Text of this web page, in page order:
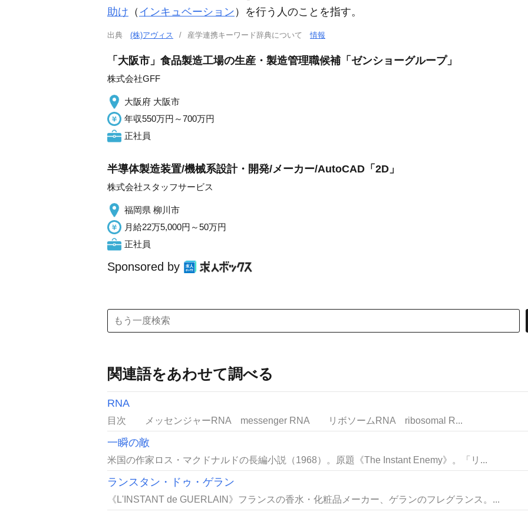
助け （ インキュベーション ）を行う人のことを指す。
出典 (株)アヴィス 産学連携キーワード辞典について情報
「大阪市」食品製造工場の生産・製造管理職候補「ゼンショーグループ」
株式会社GFF
大阪府 大阪市
年収550万円～700万円
正社員
半導体製造装置/機械系設計・開発/メーカー/AutoCAD「2D」
株式会社スタッフサービス
福岡県 柳川市
月給22万5,000円～50万円
正社員
Sponsored by
関連語をあわせて調べる
RNA
目次 メッセンジャーRNA messenger RNA リボソームRNA ribosomal R...
一瞬の敵
米国の作家ロス・マクドナルドの長編小説（1968）。原題《The Instant Enemy》。「リ...
ランスタン・ドゥ・ゲラン
《L'INSTANT de GUERLAIN》フランスの香水・化粧品メーカー、ゲランのフレグランス。...